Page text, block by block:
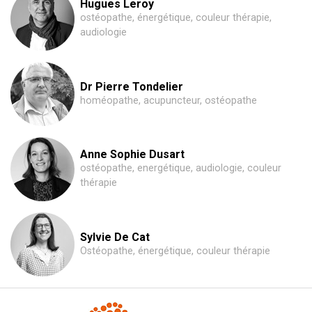
Hugues Leroy
ostéopathe, énergétique, couleur thérapie,
audiologie
Dr Pierre Tondelier
homéopathe, acupuncteur, ostéopathe
Anne Sophie Dusart
ostéopathe, energétique, audiologie, couleur
thérapie
Sylvie De Cat
Ostéopathe, énergétique, couleur thérapie